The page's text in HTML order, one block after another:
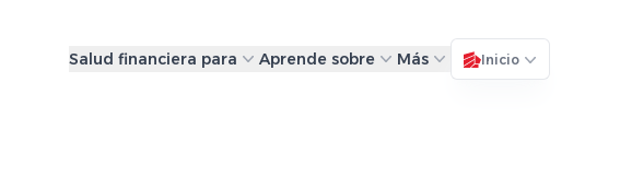
Salud financiera para Aprende sobre Más Inicio